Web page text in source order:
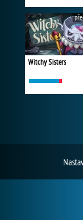
Witchy Sisters